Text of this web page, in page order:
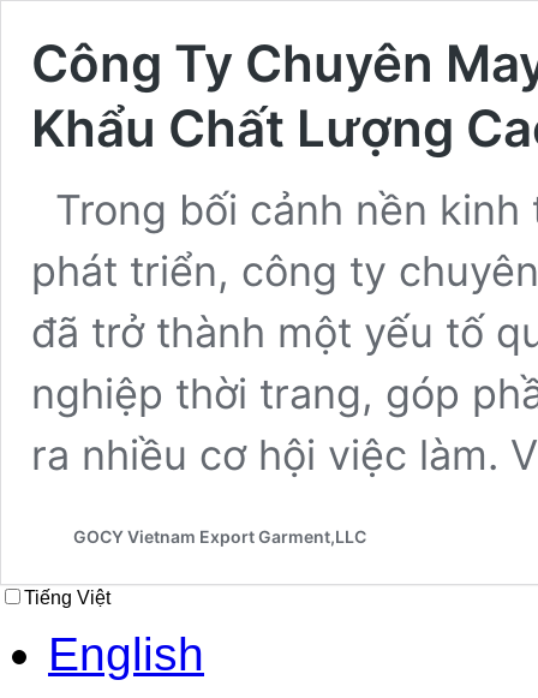
Công Ty Chuyên
Khẩu Chất Lượng
Trong bối cảnh nền
phát triển, công ty
đã trở thành một yếu tố
nghiệp thời trang, góp
ra nhiều cơ hội việc làm.
GOCY Vietnam Export Garment,LLC
Tiếng Việt
English